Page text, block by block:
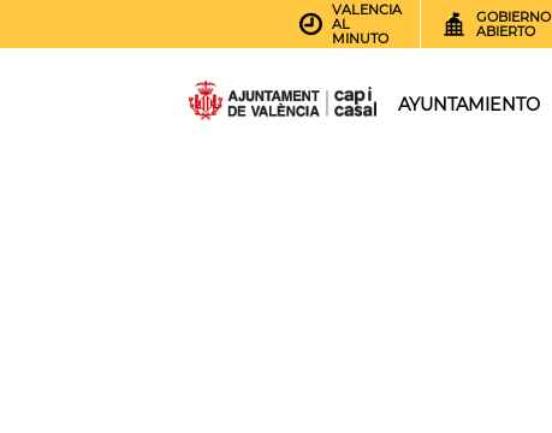
VALENCIA
AL
MINUTO
GOBIERNO
ABIERTO
AYUNTAMIENTO